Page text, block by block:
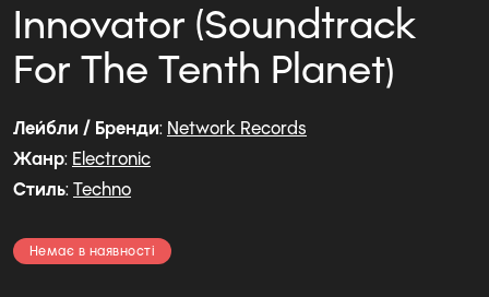
Innovator (Soundtrack
For The Tenth Planet)
Лейбли / Бренди: Network Records
Жанр: Electronic
Стиль: Techno
Немає в наявності